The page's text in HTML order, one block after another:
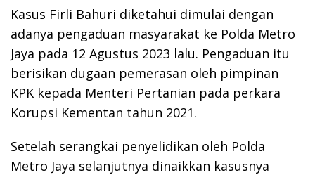
Kasus Firli Bahuri diketahui dimulai dengan
adanya pengaduan masyarakat ke Polda Metro
Jaya pada 12 Agustus 2023 lalu. Pengaduan itu
berisikan dugaan pemerasan oleh pimpinan
KPK kepada Menteri Pertanian pada perkara
Korupsi Kementan tahun 2021.
Setelah serangkai penyelidikan oleh Polda
Metro Jaya selanjutnya dinaikkan kasusnya